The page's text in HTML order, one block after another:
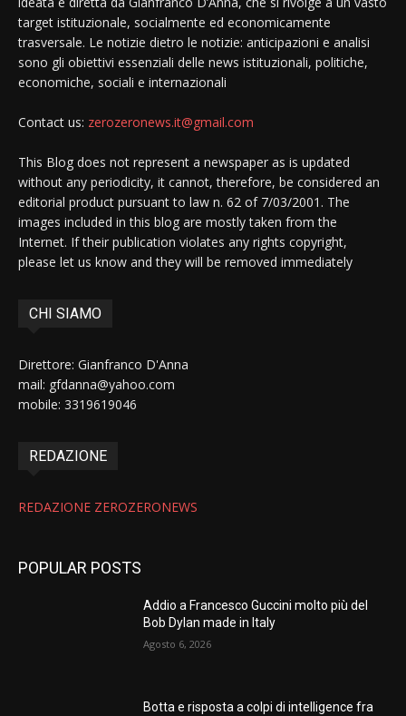
target istituzionale, socialmente ed economicamente
trasversale. Le notizie dietro le notizie: anticipazioni e analisi
sono gli obiettivi essenziali delle news istituzionali, politiche,
economiche, sociali e internazionali
Contact us: zerozeronews.it@gmail.com
This Blog does not represent a newspaper as is updated
without any periodicity, it cannot, therefore, be considered an
editorial product pursuant to law n. 62 of 7/03/2001. The
images included in this blog are mostly taken from the
Internet. If their publication violates any rights copyright,
please let us know and they will be removed immediately
CHI SIAMO
Direttore: Gianfranco D'Anna
mail: gfdanna@yahoo.com
mobile: 3319619046
REDAZIONE
REDAZIONE ZEROZERONEWS
POPULAR POSTS
Addio a Francesco Guccini molto più del
Bob Dylan made in Italy
Agosto 6, 2026
Botta e risposta a colpi di intelligence fra